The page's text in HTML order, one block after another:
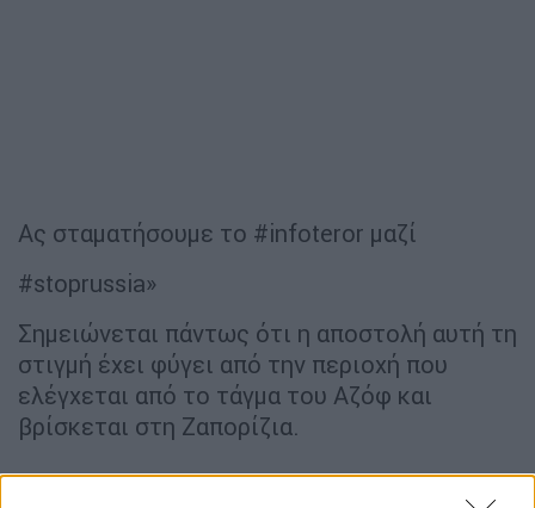
Ας σταματήσουμε το #infoteror μαζί
#stoprussia»
Σημειώνεται πάντως ότι η αποστολή αυτή τη
στιγμή έχει φύγει από την περιοχή που
ελέγχεται από το τάγμα του Αζόφ και
βρίσκεται στη Ζαπορίζια.